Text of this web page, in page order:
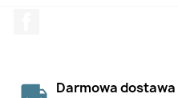
Darmowa